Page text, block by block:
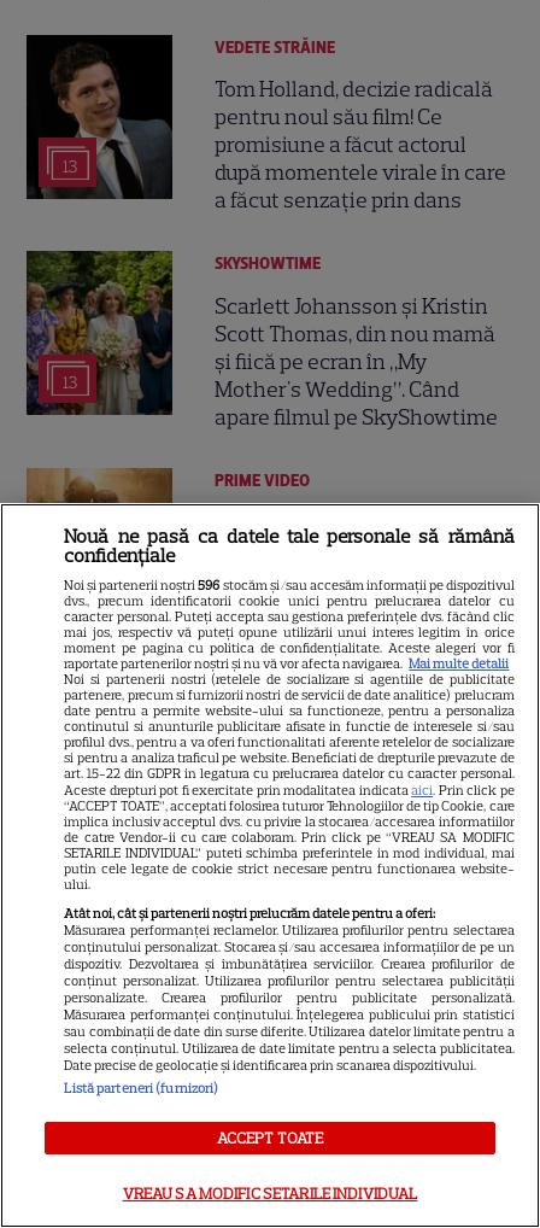
13
VEDETE STRĂINE
Tom Holland, decizie radicală
pentru noul său film! Ce
promisiune a făcut actorul
după momentele virale în care
a făcut senzație prin dans
13
SKYSHOWTIME
Scarlett Johansson și Kristin
Scott Thomas, din nou mamă
și fiică pe ecran în „My
Mother's Wedding”. Când
apare filmul pe SkyShowtime
9
PRIME VIDEO
Jamie Campbell Bower, starul
din „Stranger Things”, intră în
universul „Stăpânul Inelelor”.
Ce rol legendar va interpreta în
sezonul 3
5
NETFLIX
„Palatul de Est”, noul fenomen
coreean de pe Netflix: Regele
blestemat, fantomele și
exorcistul care sfidează
moartea
ŞTIRI
VEDETE STRĂINE
Vedetele de la Hollywood care
nu s-au căsătorit niciodată. De
Charlize Theron au evitat
Nouă ne pasă ca datele tale personale să rămână
confidențiale
Noi și partenerii noștri596 stocăm și/sau accesăm informații pe dispozitivul
dvs., precum identificatorii cookie unici pentru prelucrarea datelor cu
caracter personal. Puteți accepta sau gestiona preferințele dvs. făcând clic
mai jos, respectiv vă puteți opune utilizării unui interes legitim în orice
moment pe pagina cu politica de confidențialitate. Aceste alegeri vor fi
raportate partenerilor noștri și nu vă vor afecta navigarea. Mai multe detalii
Noi si partenerii nostri (retelele de socializare si agentiile de publicitate
partenere, precum si furnizorii nostri de servicii de date analitice) prelucram
date pentru a permite website-ului sa functioneze, pentru a personaliza
continutul si anunturile publicitare afisate in functie de interesele si/sau
profilul dvs., pentru a va oferi functionalitati aferente retelelor de socializare
si pentru a analiza traficul pe website. Beneficiati de drepturile prevazute de
art. 15-22 din GDPR in legatura cu prelucrarea datelor cu caracter personal.
Aceste drepturi pot fi exercitate prin modalitatea indicataaici. Prin click pe
“ACCEPT TOATE”, acceptati folosirea tuturor Tehnologiilor de tip Cookie, care
implica inclusiv acceptul dvs. cu privire la stocarea/accesarea informatiilor
de catre Vendor-ii cu care colaboram. Prin click pe “VREAU SA MODIFIC
SETARILE INDIVIDUAL” puteti schimba preferintele in mod individual, mai
putin cele legate de cookie strict necesare pentru functionarea website-
ului.
Atât noi, cât și partenerii noștri prelucrăm datele pentru a oferi:
Măsurarea performanței reclamelor. Utilizarea profilurilor pentru selectarea
conținutului personalizat. Stocarea și/sau accesarea informațiilor de pe un
dispozitiv. Dezvoltarea și îmbunătățirea serviciilor. Crearea profilurilor de
conținut personalizat. Utilizarea profilurilor pentru selectarea publicității
personalizate. Crearea profilurilor pentru publicitate personalizată.
Măsurarea performanței conținutului. Înțelegerea publicului prin statistici
sau combinații de date din surse diferite. Utilizarea datelor limitate pentru a
selecta conținutul. Utilizarea de date limitate pentru a selecta publicitatea.
Date precise de geolocație și identificarea prin scanarea dispozitivului.
Listă parteneri (furnizori)
ACCEPT TOATE
VREAU SA MODIFIC SETARILE INDIVIDUAL